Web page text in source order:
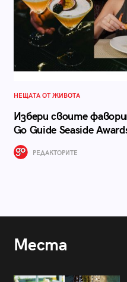
НЕЩАТА ОТ ЖИВОТА
Избери своите
Go Guide Seaside
РЕДАКТОРИТЕ
Места